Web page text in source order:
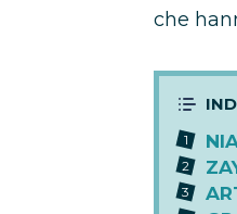
che